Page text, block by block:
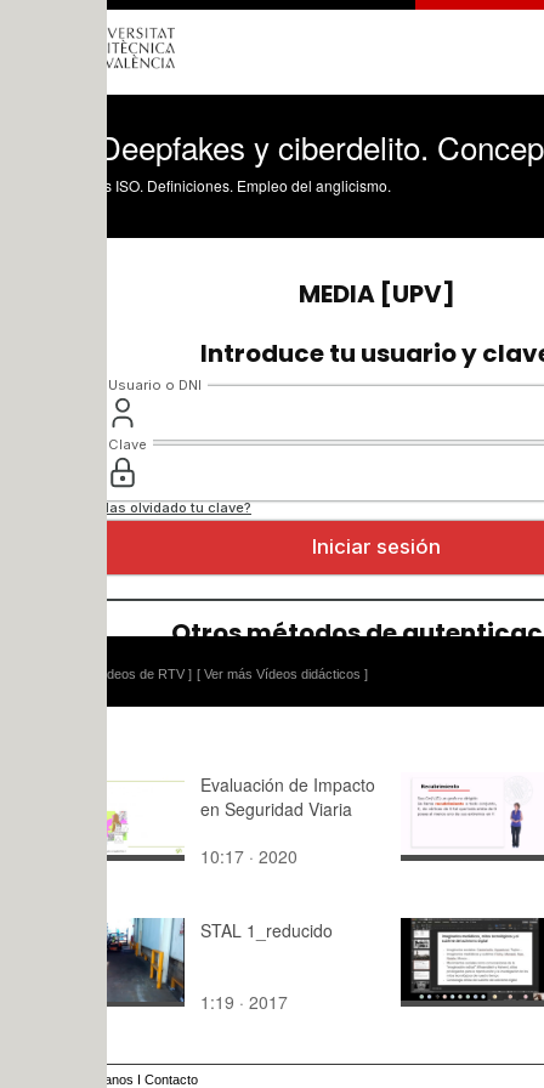
y ciberdelito. Conceptos
ISO. Definiciones. Empleo del anglicismo.
[ Ver más Vídeos didácticos ]
Evaluación de Impacto
en Seguridad Viaria
10:17 · 2020
Teoría de
9:18 · 2008
STAL 1_reducido
1:19 · 2017
Emiliano
1
66:49 ·